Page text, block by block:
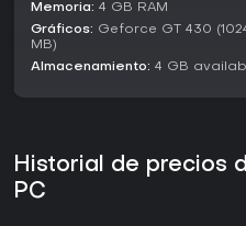
Steam. Las reseñas resaltan
gameplay puede resultar
secciones de platforming. A
para quienes buscan títulos
jugadores que prefieren
por encima de la acción
Memoria: 4 GB RAM
Gráficos: Geforce GT 430
MB)
Almacenamiento: 4 GB
Historial de precios
PC